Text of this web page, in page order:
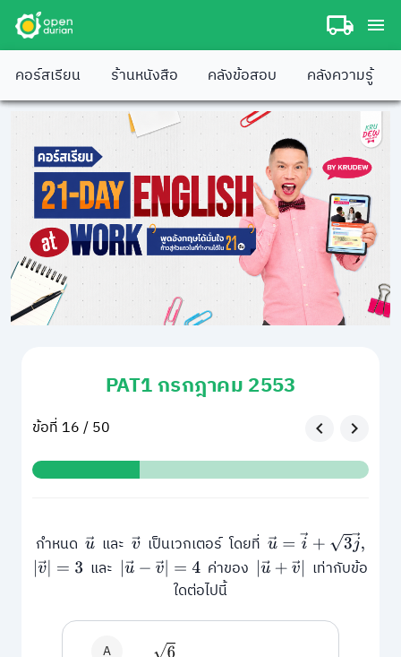
คอร์สเรียน ร้านหนังสือ คลังข้อสอบ คลังความรู้
PAT1 กรกฎาคม 2553
ข้อที่ 16 / 50
กำหนดu→และv→
เป็นเวกเตอร์ โดยที่ u→= → +3 j→,
|v→ |= 3 และ u→− v→ |=4 ค่าของ u→+v→ เท่ากับข้อ
ใดต่อไปนี้
A